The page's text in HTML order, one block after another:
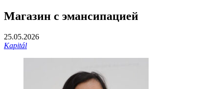
Магазин с эмансипацией
25.05.2026
Kapitál